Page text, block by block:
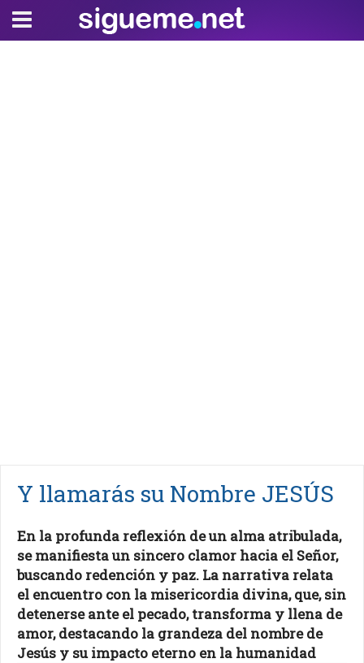
Y llamarás su Nombre JESÚS
En la profunda reflexión de un alma atribulada,
se manifiesta un sincero clamor hacia el Señor,
buscando redención y paz. La narrativa relata
el encuentro con la misericordia divina, que, sin
detenerse ante el pecado, transforma y llena de
amor, destacando la grandeza del nombre de
Jesús y su impacto eterno en la humanidad